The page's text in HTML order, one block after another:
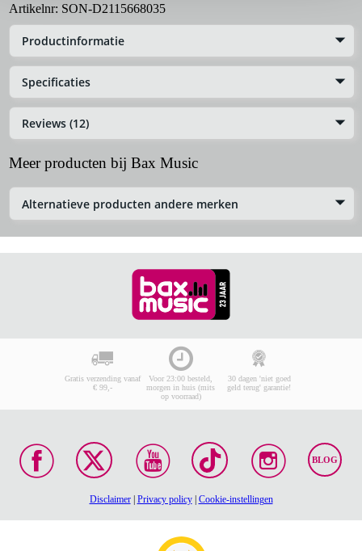
Artikelnr: SON-D2115668035
Productinformatie
Specificaties
Reviews (12)
Meer producten bij Bax Music
Alternatieve producten andere merken
Gratis verzending vanaf
€ 99,-
Voor 23:00 besteld,
morgen in huis (mits
op voorraad)
30 dagen 'niet goed
geld terug' garantie!
BLOG
Disclaimer| Privacy policy| Cookie-instellingen